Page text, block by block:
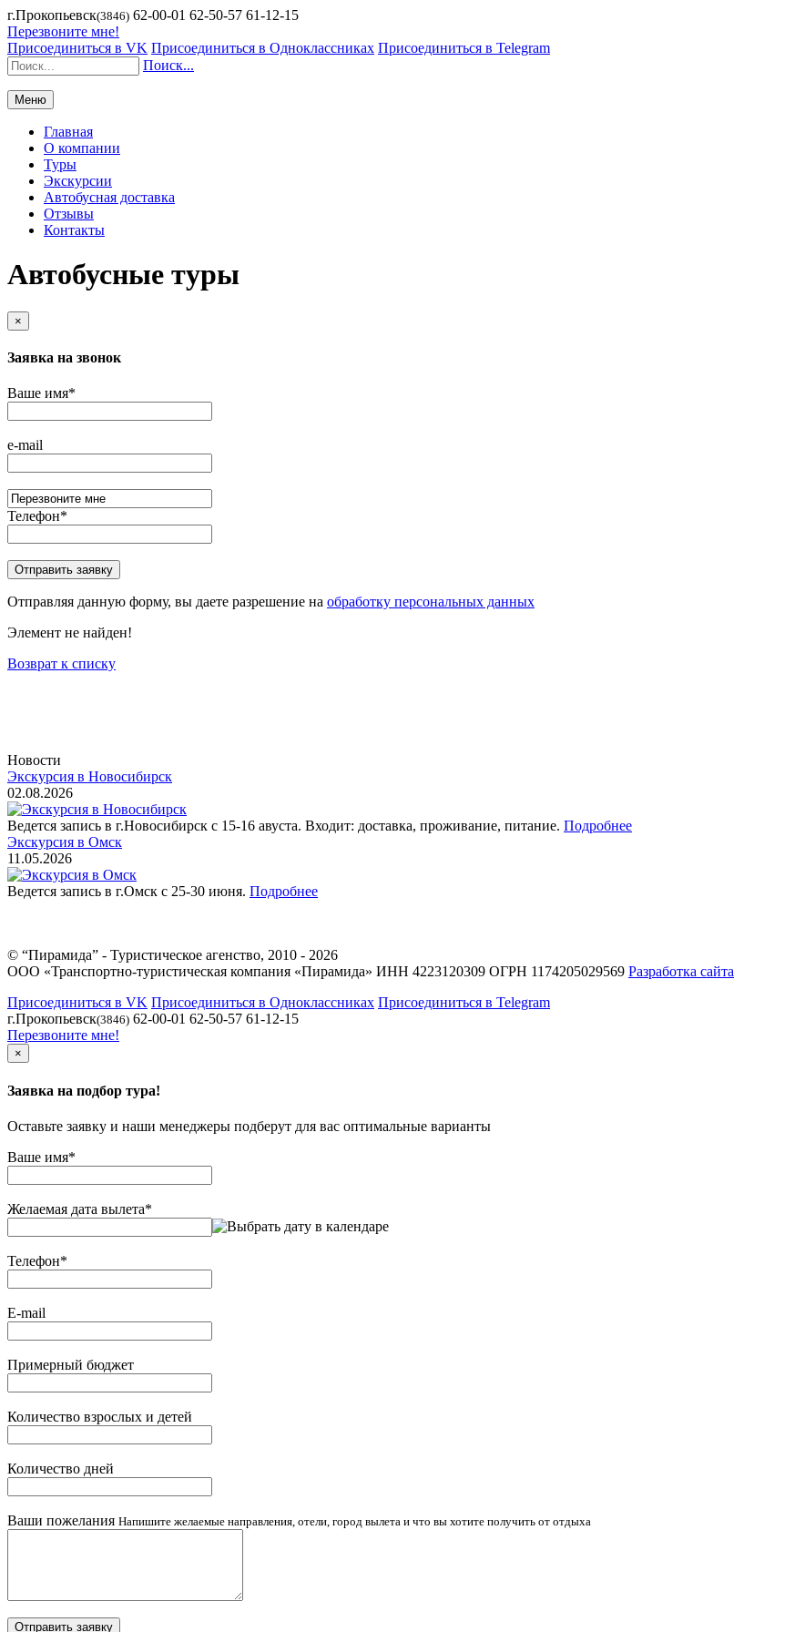
г.Прокопьевск(3846) 62-00-01 62-50-57 61-12-15
Перезвоните мне!
Присоединиться в VK Присоединиться в Одноклассниках Присоединиться в Telegram
Поиск...
Меню
Главная
О компании
Туры
Экскурсии
Автобусная доставка
Отзывы
Контакты
Автобусные туры
×
Заявка на звонок
Ваше имя*
e-mail
Телефон*
Отправляя данную форму, вы даете разрешение на обработку персональных данных
Элемент не найден!
Возврат к списку
Новости
Экскурсия в Новосибирск
02.08.2026
Ведется запись в г.Новосибирск с 15-16 авуста. Входит: доставка, проживание, питание. Подробнее
Экскурсия в Омск
11.05.2026
Ведется запись в г.Омск с 25-30 июня. Подробнее
© “Пирамида” - Туристическое агенство, 2010 - 2026
ООО «Транспортно-туристическая компания «Пирамида» ИНН 4223120309 ОГРН 1174205029569 Разработка сайта
Присоединиться в VK Присоединиться в Одноклассниках Присоединиться в Telegram
г.Прокопьевск(3846) 62-00-01 62-50-57 61-12-15
Перезвоните мне!
×
Заявка на подбор тура!
Оставьте заявку и наши менеджеры подберут для вас оптимальные варианты
Ваше имя*
Желаемая дата вылета*
Телефон*
E-mail
Примерный бюджет
Количество взрослых и детей
Количество дней
Ваши пожелания Напишите желаемые направления, отели, город вылета и что вы хотите получить от отдыха